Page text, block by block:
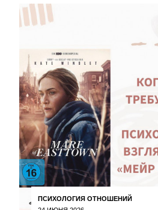
ПСИХОЛОГИЯ ОТНОШЕНИЙ